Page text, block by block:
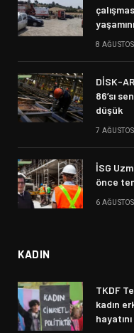
8
DİSK-
86’sı
düşük
7
İSG
önce
6
KADIN
TKDF
kadın